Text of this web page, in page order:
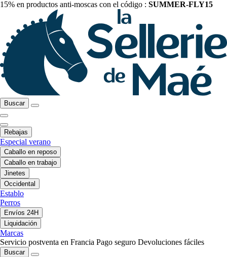
15% en productos anti-moscas con el código : SUMMER-FLY15
Buscar
Rebajas
Especial verano
Caballo en reposo
Caballo en trabajo
Jinetes
Occidental
Establo
Perros
Envíos 24H
Liquidación
Marcas
Servicio postventa en Francia Pago seguro Devoluciones fáciles
Buscar